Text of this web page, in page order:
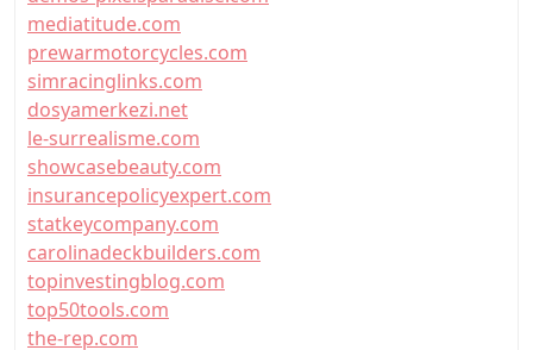
mediatitude.com
prewarmotorcycles.com
simracinglinks.com
dosyamerkezi.net
le-surrealisme.com
showcasebeauty.com
insurancepolicyexpert.com
statkeycompany.com
carolinadeckbuilders.com
topinvestingblog.com
top50tools.com
the-rep.com